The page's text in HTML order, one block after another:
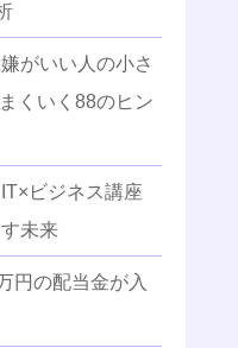
がいい人の小さ
くいく88のヒン
ビジネス講座
未来
円の配当金が入